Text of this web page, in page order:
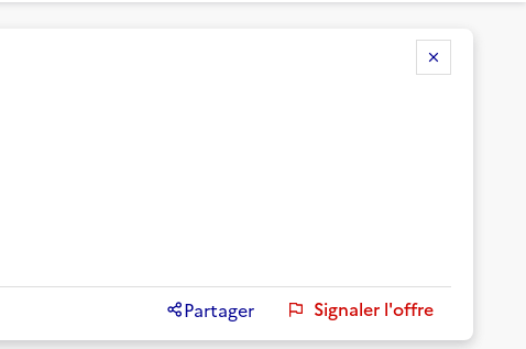
Partager Signaler l'offre